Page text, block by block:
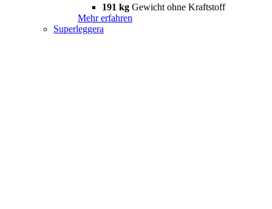
191 kg Gewicht ohne Kraftstoff
Mehr erfahren
Superleggera